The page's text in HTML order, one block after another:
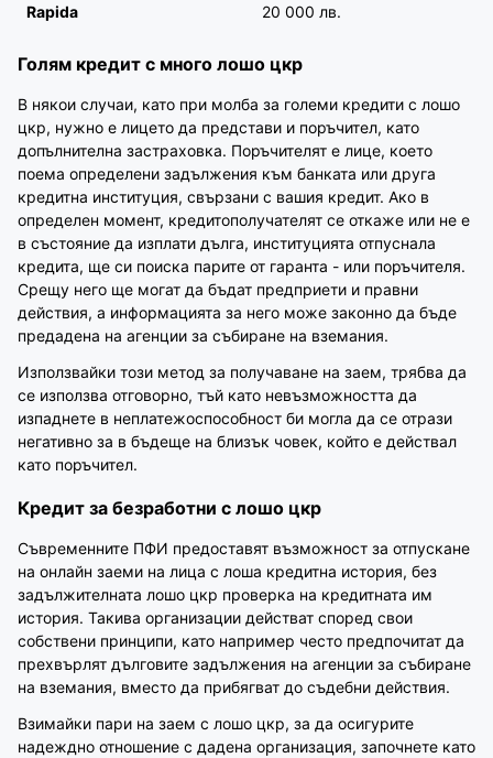
Rapida 20 000 лв.
Голям кредит с много лошо цкр
В някои случаи, като при молба за големи кредити с лошо
цкр, нужно е лицето да представи и поръчител, като
допълнителна застраховка. Поръчителят е лице, което
поема определени задължения към банката или друга
кредитна институция, свързани с вашия кредит. Ако в
определен момент, кредитополучателят се откаже или не е
в състояние да изплати дълга, институцията отпуснала
кредита, ще си поиска парите от гаранта - или поръчителя.
Срещу него ще могат да бъдат предприети и правни
действия, а информацията за него може законно да бъде
предадена на агенции за събиране на вземания.
Използвайки този метод за получаване на заем, трябва да
се използва отговорно, тъй като невъзможността да
изпаднете в неплатежоспособност би могла да се отрази
негативно за в бъдеще на близък човек, който е действал
като поръчител.
Кредит за безработни с лошо цкр
Съвременните ПФИ предоставят възможност за отпускане
на онлайн заеми на лица с лоша кредитна история, без
задължителната лошо цкр проверка на кредитната им
история. Такива организации действат според свои
собствени принципи, като например често предпочитат да
прехвърлят дълговите задължения на агенции за събиране
на вземания, вместо да прибягват до съдебни действия.
Взимайки пари на заем с лошо цкр, за да осигурите
надеждно отношение с дадена организация, започнете като